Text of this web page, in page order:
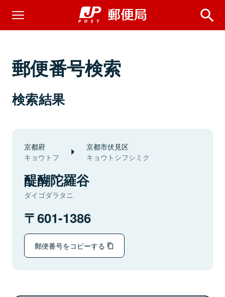
郵便番号検索
検索結果
京都府
キョウトフ
京都市伏見区
キョウトシフシミク
醍醐陀羅谷
ダイゴダラタニ
601-1386
郵便番号をコピーする